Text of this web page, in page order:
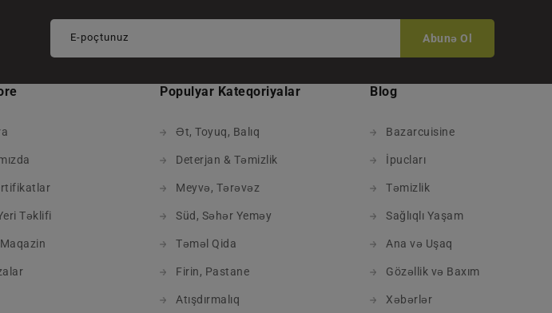
E-poçtunuz Abunə Ol
Təklifi
Populyar Kateqoriyalar
Ət, Toyuq, Balıq
Deterjan & Təmizlik
Meyvə, Tərəvəz
Süd, Səhər Yeməy
Təməl Qida
Firin, Pastane
Atışdırmalıq
Blog
Bazarcuisine
İpucları
Təmizlik
Sağlıqlı Yaşam
Ana və Uşaq
Gözəllik və Baxım
Xəbərlər